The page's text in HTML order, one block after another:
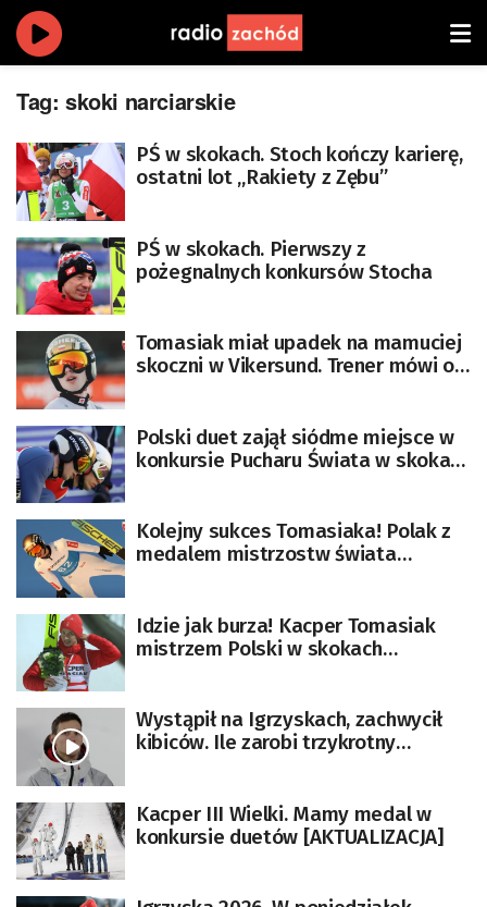
Tag: skoki narciarskie
PŚ w skokach. Stoch kończy karierę,
ostatni lot „Rakiety z Zębu”
PŚ w skokach. Pierwszy z
pożegnalnych konkursów Stocha
Tomasiak miał upadek na mamuciej
skoczni w Vikersund. Trener mówi o
Polski duet zajął siódme miejsce w
konkursie Pucharu Świata w skokach
Kolejny sukces Tomasiaka! Polak z
medalem mistrzostw świata
Idzie jak burza! Kacper Tomasiak
mistrzem Polski w skokach
Wystąpił na Igrzyskach, zachwycił
kibiców. Ile zarobi trzykrotny
Kacper III Wielki. Mamy medal w
konkursie duetów [AKTUALIZACJA]